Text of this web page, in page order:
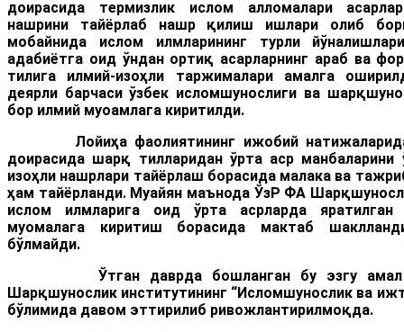
доирасида термизлик ислом алломалари
нашрини тайёрлаб нашр қилиш ишлари олиб
мобайнида ислом илмларининг турли
адабиётга оид ўндан ортиқ асарларнинг араб ва
тилига илмий-изоҳли таржималари амалга
деярли барчаси ўзбек исломшунослиги ва
бор илмий муоамлага киритилди.
Лойиҳа фаолиятининг ижобий
доирасида шарқ тилларидан ўрта аср манбаларини
изоҳли нашрлари тайёрлаш борасида малака ва
ҳам тайёрланди. Муайян маънода ЎзР ФА
ислом илмларига оид ўрта асрларда яратилган
муомалага киритиш борасида мактаб
бўлмайди.
Ўтган даврда бошланган бу эзгу амал
Шарқшунослик институтининг “Исломшунослик ва
бўлимида давом эттирилиб ривожлантирилмоқда.